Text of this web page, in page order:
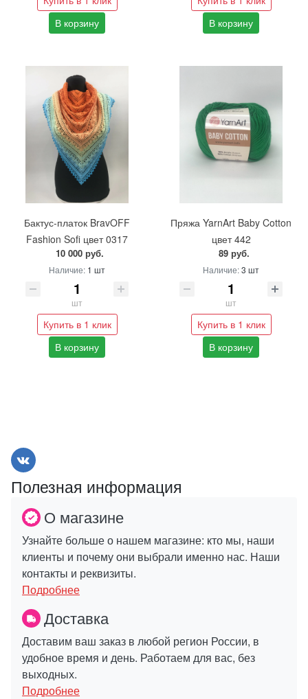
В корзину
В корзину
Бактус-платок BravOFF
Fashion Sofi цвет 0317
10 000 руб.
Наличие: 1 шт
шт
Купить в 1 клик
В корзину
Пряжа YarnArt Baby Cotton
цвет 442
89 руб.
Наличие:3 шт
шт
Купить в 1 клик
В корзину
Полезная информация
О магазине
Узнайте больше о нашем магазине: кто мы, наши
клиенты и почему они выбрали именно нас. Наши
контакты и реквизиты.
Подробнее
Доставка
Доставим ваш заказ в любой регион России, в
удобное время и день. Работаем для вас, без
выходных.
Подробнее